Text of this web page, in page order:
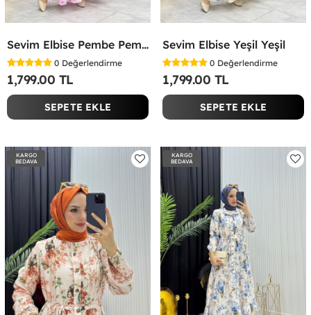
Sevim Elbise Pembe Pembe
0 Değerlendirme
1,799.00 TL
SEPETE EKLE
Sevim Elbise Yeşil Yeşil
0 Değerlendirme
1,799.00 TL
SEPETE EKLE
KARGO
BEDAVA
KARGO
BEDAVA